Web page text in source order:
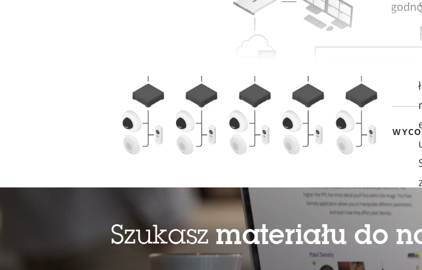
wybrania wariantu produktu
Select
variant:
POKAŻ PRODUKTY
Szukaszmateriału do